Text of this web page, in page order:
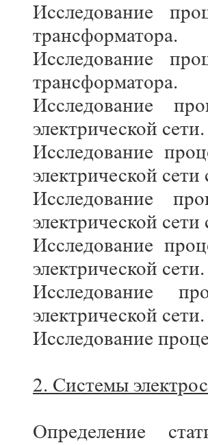
Исследование
трансформатора.
Исследование
трансформатора.
Исследование
электрической сети.
Исследование
электрической
Исследование
электрической
Исследование
электрической сети.
Исследование
электрической сети.
Исследование
2. Системы
Определение